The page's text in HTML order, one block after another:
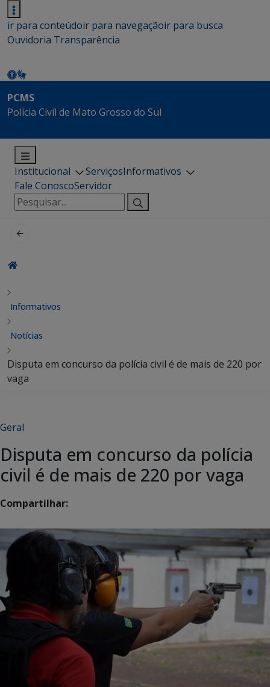
ir para conteúdoir para navegaçãoir para busca
Ouvidoria Transparência
PCMS
Polícia Civil de Mato Grosso do Sul
Institucional ServiçosInformativos
Fale ConoscoServidor
Pesquisar
por:
Informativos
Notícias
Disputa em concurso da polícia civil é de mais de 220 por
vaga
Geral
Disputa em concurso da polícia
civil é de mais de 220 por vaga
Compartilhar: